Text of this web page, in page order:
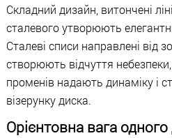
Складний дизайн, витончені
сталевого утворюють
Сталеві списи направлені від
створюють відчуття небезпеки,
променів надають динаміку і
візерунку диска.
Орієнтовна вага